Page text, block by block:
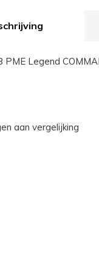
Legend
aan vergelijking